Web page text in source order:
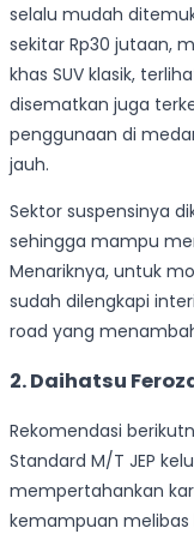
selalu mudah
sekitar Rp30 jutaan,
khas SUV klasik,
disematkan juga
penggunaan di
jauh.
Sektor suspensinya
sehingga mampu
Menariknya, untuk
sudah dilengkapi
road yang
2. Daihatsu
Rekomendasi
Standard M/T JEP
mempertahankan
kemampuan melibas